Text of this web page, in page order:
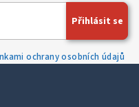
ochrany osobních údajů
Přihlásit se